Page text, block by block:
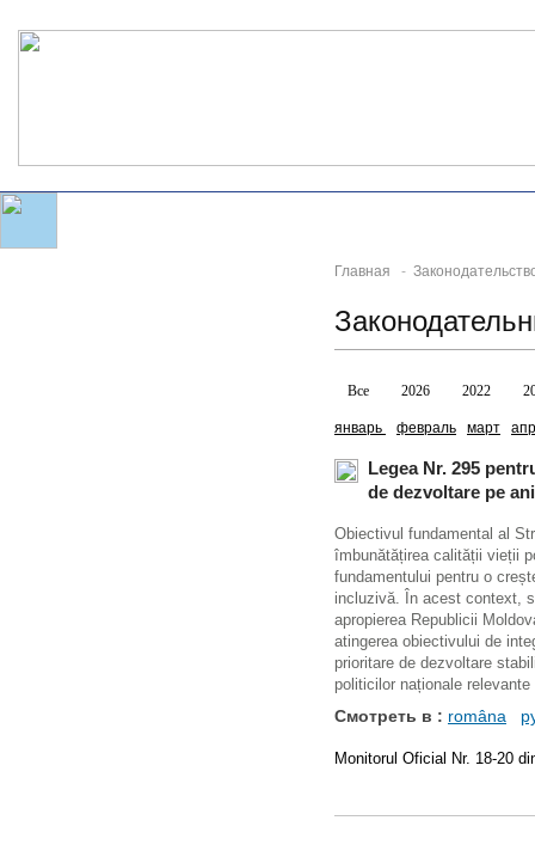
Главная -
Все 2026 2022
январь февраль март
Legea Nr. 295
de dezvoltare pe
Obiectivul fundamental al
îmbunătățirea calității vieții
fundamentului pentru o
incluzivă. În acest context,
apropierea Republicii
atingerea obiectivului de
prioritare de dezvoltare
politicilor naționale
Смотреть в : româna
Monitorul Oficial Nr. 18-20